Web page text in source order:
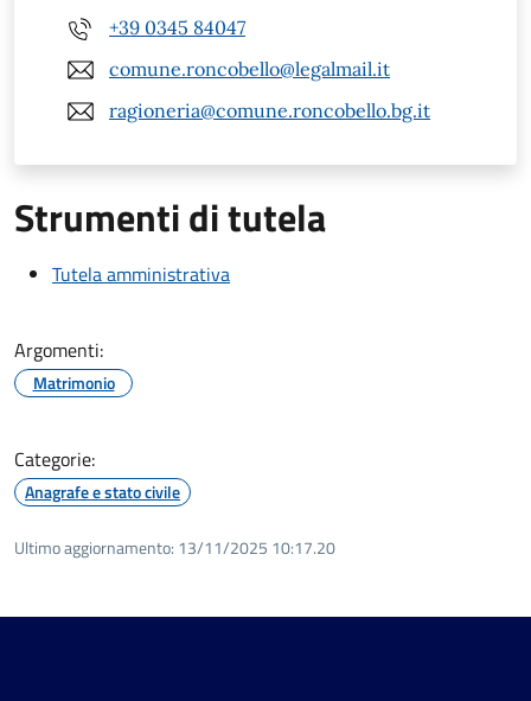
+39 0345 84047
comune.roncobello@legalmail.it
ragioneria@comune.roncobello.bg.it
Strumenti di tutela
Tutela amministrativa
Argomenti:
Matrimonio
Categorie:
Anagrafe e stato civile
Ultimo aggiornamento: 13/11/2025 10:17.20